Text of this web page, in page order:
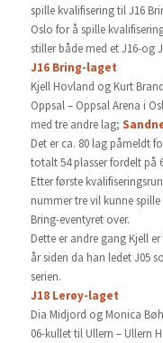
spille kvalifisering til J16
Oslo for å spille
stiller både med et J16-og
J16 Bring-laget
Kjell Hovland og Kurt
Oppsal – Oppsal Arena i
med tre andre lag;
Det er ca. 80 lag påmeldt
totalt 54 plasser fordelt på
Etter første
nummer tre vil kunne
Bring-eventyret over.
Dette er andre gang Kjell
år siden da han ledet J05
serien.
J18 Lerøy-laget
Dia Midjord og Monica
06-kullet til Ullern – Ullern